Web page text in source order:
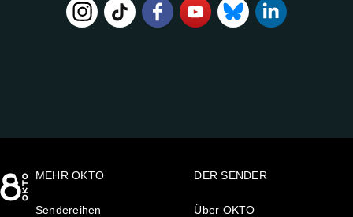
MEHR OKTO
Sendereihen
DER SENDER
Über OKTO